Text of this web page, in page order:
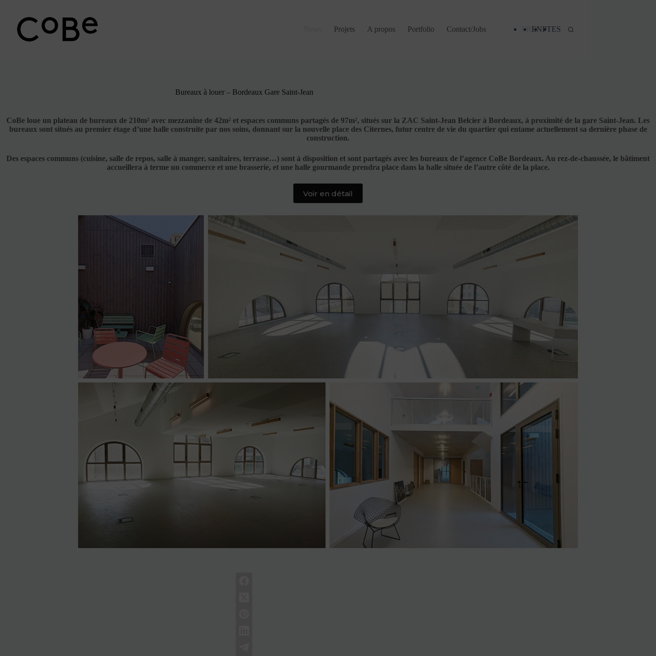
contenu
Projets A propos Portfolio Contact/Jobs FR ENPTES
Bureaux à louer – Bordeaux Gare Saint-Jean
CoBe loue un plateau de bureaux de 210m² avec mezzanine de 42m² et espaces communs partagés de 97m², situés sur la ZAC Saint-Jean Belcier à Bordeaux, à proximité de la gare Saint-Jean. Les
bureaux sont situés au premier étage d’une halle construite par nos soins, donnant sur la nouvelle place des Citernes, futur centre de vie du quartier qui entame actuellement sa dernière phase de
construction.
Des espaces communs (cuisine, salle de repos, salle à manger, sanitaires, terrasse…) sont à disposition et sont partagés avec les bureaux de l’agence CoBe Bordeaux. Au rez-de-chaussée, le bâtiment
accueillera à terme un commerce et une brasserie, et une halle gourmande prendra place dans la halle située de l’autre côté de la place.
Voir en détail